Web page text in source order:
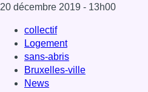
20 décembre 2019 - 13h00
collectif
Logement
sans-abris
Bruxelles-ville
News